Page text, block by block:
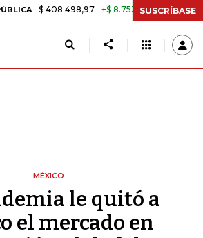
408.498,97 +$ 8.753,81 +2,19% TASA DE
SUSCRÍBASE
MÉXICO
le quitó a
el mercado en